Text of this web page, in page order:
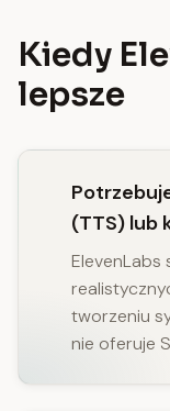
Kiedy
lepsze
(TTS) lub
ElevenLabs
tworzeniu
nie oferuje